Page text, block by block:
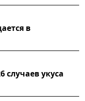
в
случаев укуса